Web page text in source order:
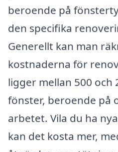
beroende på
den specifika
Generellt kan man
kostnaderna för
ligger mellan 500 och
fönster, beroende på
arbetet. Vila du ha
kan det kosta mer,